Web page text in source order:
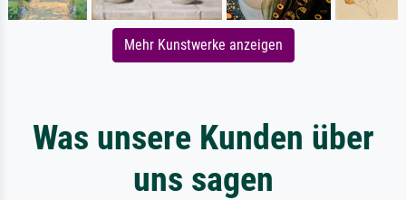
Mehr Kunstwerke anzeigen
Was unsere Kunden über
uns sagen